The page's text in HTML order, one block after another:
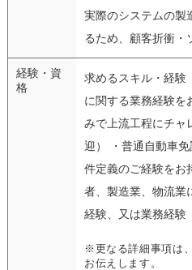
実際のシステムの製
るため、顧客折衝・
経験・資
格
求めるスキル・経験
に関する業務経験を
みで上流工程にチャ
迎） ・普通自動車
件定義のご経験をお
者、製造業、物流業
経験、又は業務経験
※更なる詳細事項は
お伝えします。